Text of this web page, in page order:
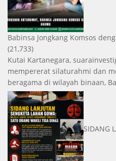
Babinsa Jongkang Komsos
(21,733)
Kutai Kartanegara,
mempererat silaturahmi dan
beragama di wilayah binaan,
SIDANG